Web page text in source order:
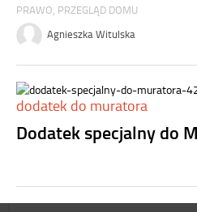
PRAWO, PRZEGLĄD DOMU
Agnieszka Witulska
dodatek do muratora
Dodatek specjalny do